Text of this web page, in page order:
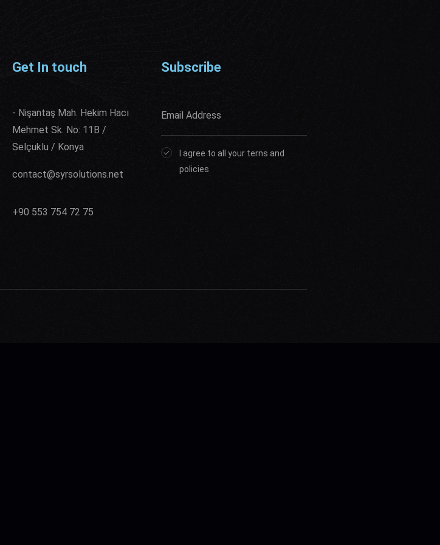
Get In touch
- Nişantaş Mah. Hekim Hacı
Mehmet Sk. No: 11B /
Selçuklu / Konya
contact@syrsolutions.net
⁦+90 553 754 72 75⁩
Subscribe
I agree to all your terns and
policies